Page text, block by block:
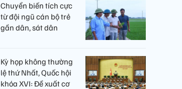
Chuyển biến tích cực
từ đội ngũ cán bộ trẻ
gần dân, sát dân
Kỳ họp không thường
lệ thứ Nhất, Quốc hội
khóa XVI: Đề xuất cơ